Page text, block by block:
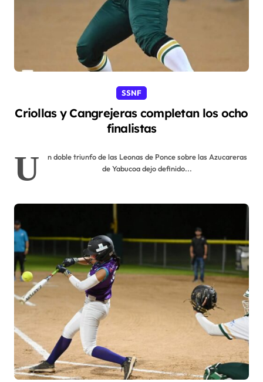
SSNF
Criollas y Cangrejeras completan los ocho
finalistas
U
n doble triunfo de las Leonas de Ponce sobre las Azucareras
de Yabucoa dejo definido...